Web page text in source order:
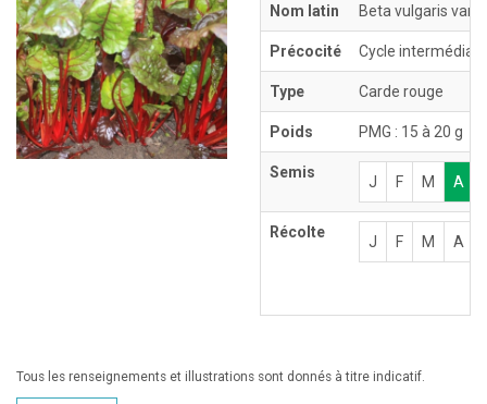
Nom latin Beta vulgaris var.
Précocité Cycle
Type Carde rouge
Poids PMG : 15 à 20 g
Semis
J F M A
Récolte
J F M A
Tous les renseignements et illustrations sont donnés à titre indicatif.